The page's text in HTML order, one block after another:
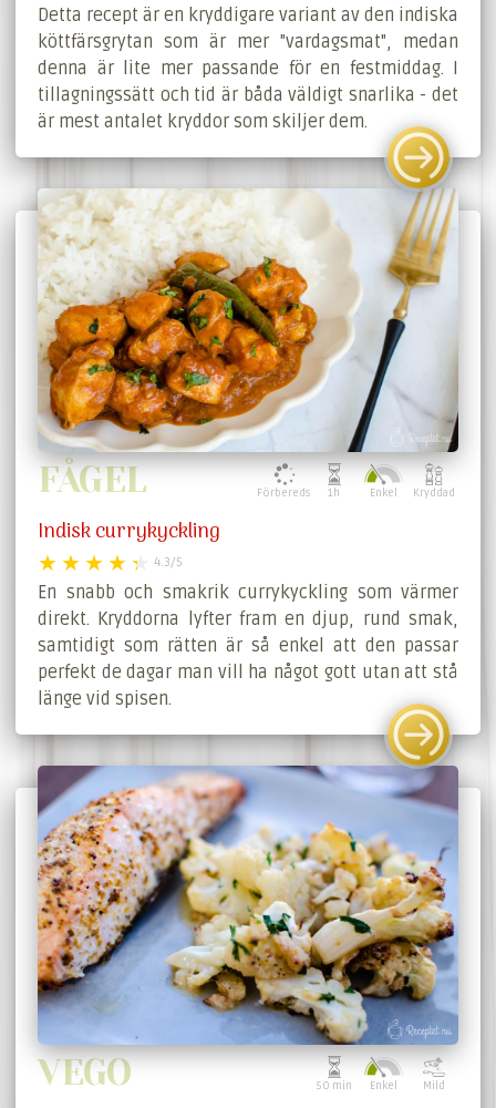
Detta recept är en kryddigare variant av den indiska
köttfärsgrytan som är mer "vardagsmat", medan
denna är lite mer passande för en festmiddag. I
tillagningssätt och tid är båda väldigt snarlika - det
är mest antalet kryddor som skiljer dem.
FÅGEL Förbereds 1h Enkel Kryddad
Indisk currykyckling
4.3/5
En snabb och smakrik currykyckling som värmer
direkt. Kryddorna lyfter fram en djup, rund smak,
samtidigt som rätten är så enkel att den passar
perfekt de dagar man vill ha något gott utan att stå
länge vid spisen.
VEGO 50 min Enkel Mild